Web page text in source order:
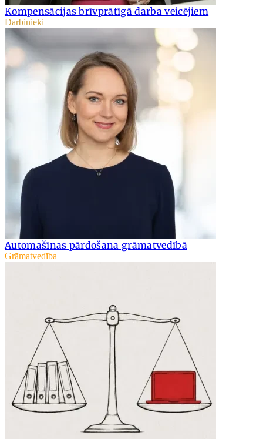
Kompensācijas brīvprātīgā darba veicējiem
Darbinieki
Automašīnas pārdošana grāmatvedībā
Grāmatvedība